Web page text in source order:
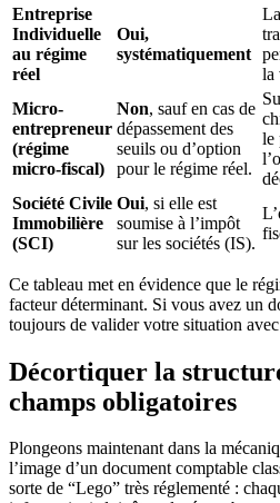
Entreprise
Individuelle
au régime
réel
Oui,
systématiquement
la
Micro-
entrepreneur
(régime
micro-fiscal)
Non, sauf en cas de
dépassement des
seuils ou d’option
pour le régime réel.
le
Société Civile
Immobilière
(SCI)
Oui, si elle est
soumise à l’impôt
sur les sociétés (IS).
Ce tableau met en évidence que le
facteur déterminant. Si vous avez un
toujours de valider votre situation
Décortiquer la
champs obligatoires
Plongeons maintenant dans la
l’image d’un document comptable
sorte de “Lego” très réglementé :